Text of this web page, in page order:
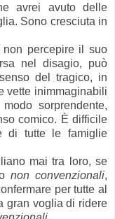
avrei avuto delle
Sono cresciuta in
percepire il suo
nel disagio, può
del tragico, in
vette inimmaginabili
sorprendente,
comico. È difficile
di tutte le famiglie
mai tra loro, se
non convenzionali,
per tutte al
gran voglia di ridere